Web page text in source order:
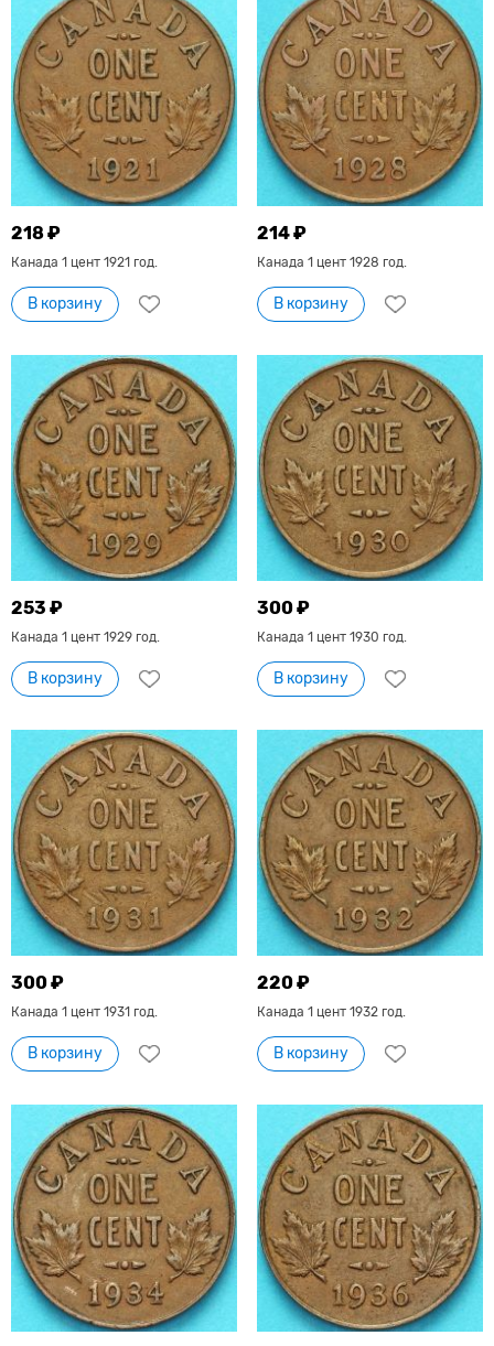
218 ₽
Канада 1 цент 1921 год.
В корзину
214 ₽
Канада 1 цент 1928 год.
В корзину
253 ₽
Канада 1 цент 1929 год.
В корзину
300 ₽
Канада 1 цент 1930 год.
В корзину
300 ₽
Канада 1 цент 1931 год.
В корзину
220 ₽
Канада 1 цент 1932 год.
В корзину